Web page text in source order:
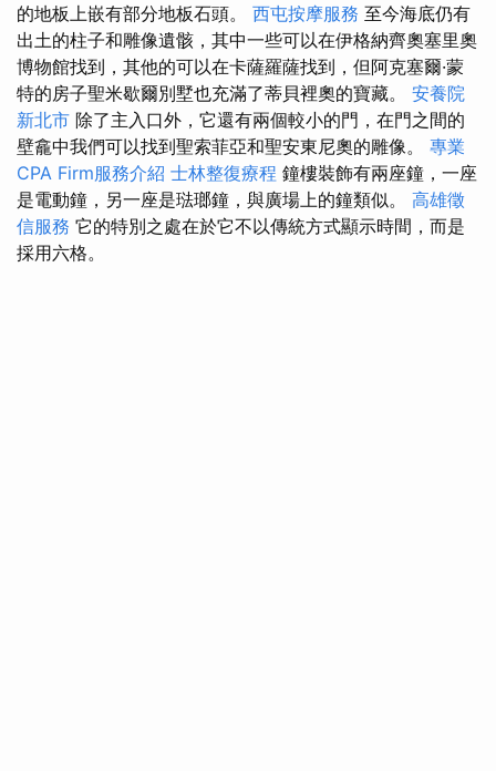
的地板上嵌有部分地板石頭。 西屯按摩服務 至今海底仍有
出土的柱子和雕像遺骸，其中一些可以在伊格納齊奧塞里奧
博物館找到，其他的可以在卡薩羅薩找到，但阿克塞爾·蒙
特的房子聖米歇爾別墅也充滿了蒂貝裡奧的寶藏。 安養院
新北市 除了主入口外，它還有兩個較小的門，在門之間的
壁龕中我們可以找到聖索菲亞和聖安東尼奧的雕像。 專業
CPA Firm服務介紹 士林整復療程 鐘樓裝飾有兩座鐘，一座
是電動鐘，另一座是琺瑯鐘，與廣場上的鐘類似。 高雄徵
信服務 它的特別之處在於它不以傳統方式顯示時間，而是
採用六格。